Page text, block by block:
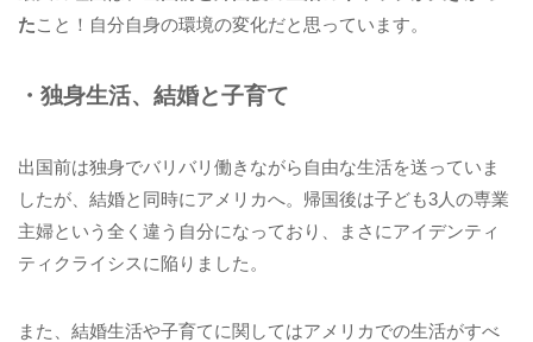
たこと！自分自身の環境の変化だと思っています。
・独身生活、結婚と子育て
出国前は独身でバリバリ働きながら自由な生活を送っていま
したが、結婚と同時にアメリカへ。帰国後は子ども3人の専業
主婦という全く違う自分になっており、まさにアイデンティ
ティクライシスに陥りました。
また、結婚生活や子育てに関してはアメリカでの生活がすべ